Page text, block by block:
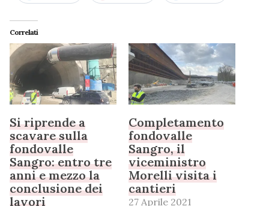
Correlati
Si riprende a
scavare sulla
fondovalle
Sangro: entro tre
anni e mezzo la
conclusione dei
lavori
Completamento
fondovalle
Sangro, il
viceministro
Morelli visita i
cantieri
27 Aprile 2021